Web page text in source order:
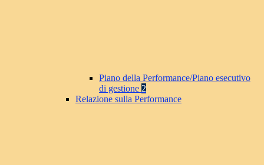
Piano della Performance/Piano esecutivo
di gestione 2
Relazione sulla Performance